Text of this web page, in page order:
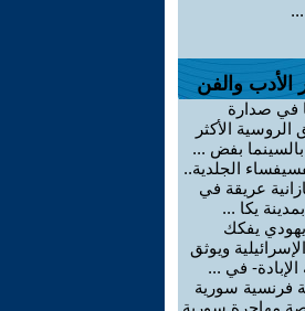
الأدب والفن
في صدارة
الروسية الأكثر
بالسينما بفض ...
الجلدية..
عريقة في
يكا ...
يفكك
ويوثق
في ...
فرنسية سورية
مهاجرة سورية